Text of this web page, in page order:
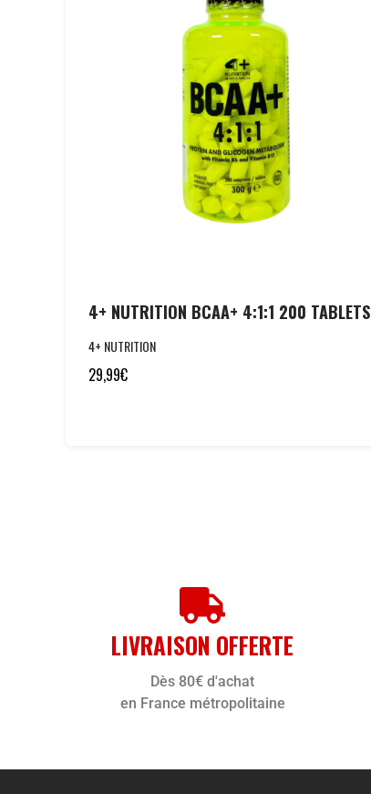
4+ NUTRITION BCAA+ 4:1:1 200 TABLETS
4+ NUTRITION
29,99€
LIVRAISON OFFERTE
Dès 80€ d'achat
en France métropolitaine